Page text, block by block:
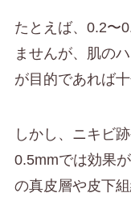
たとえば、0.2〜
ませんが、肌の
が目的であれば
しかし、ニキビ
0.5mmでは効果
の真皮層や皮下